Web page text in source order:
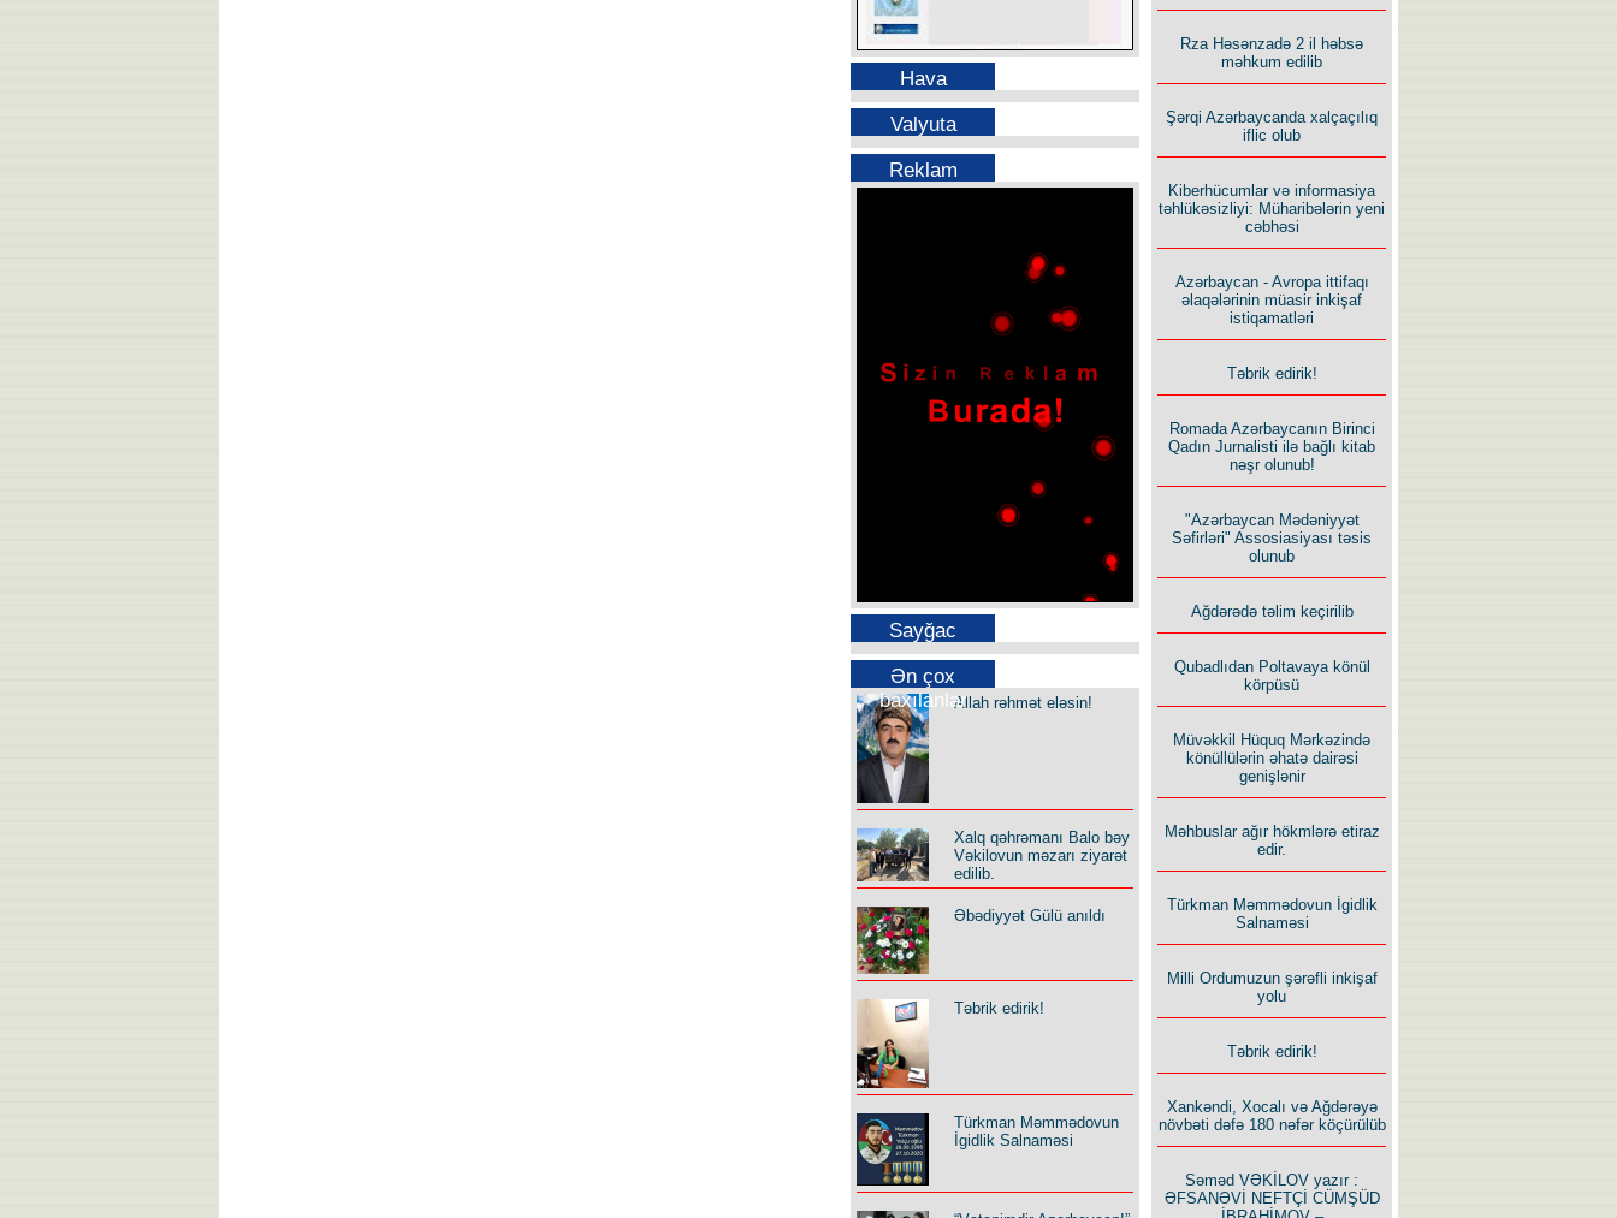
Hava
Valyuta
Reklam
Sayğac
Ən çox
baxılanlarAllah rəhmət eləsin!
Xalq qəhrəmanı Balo bəy
Vəkilovun məzarı ziyarət
edilib.
Əbədiyyət Gülü anıldı
Təbrik edirik!
Türkman Məmmədovun
İgidlik Salnaməsi
Rza Həsənzadə 2 il həbsə
məhkum edilib
Şərqi Azərbaycanda xalçaçılıq
iflic olub
Kiberhücumlar və informasiya
təhlükəsizliyi: Müharibələrin yeni
cəbhəsi
Azərbaycan - Avropa ittifaqı
əlaqələrinin müasir inkişaf
istiqamatləri
Təbrik edirik!
Romada Azərbaycanın Birinci
Qadın Jurnalisti ilə bağlı kitab
nəşr olunub!
"Azərbaycan Mədəniyyət
Səfirləri" Assosiasiyası təsis
olunub
Ağdərədə təlim keçirilib
Qubadlıdan Poltavaya könül
körpüsü
Müvəkkil Hüquq Mərkəzində
könüllülərin əhatə dairəsi
genişlənir
Məhbuslar ağır hökmlərə etiraz
edir.
Türkman Məmmədovun İgidlik
Salnaməsi
Milli Ordumuzun şərəfli inkişaf
yolu
Təbrik edirik!
Xankəndi, Xocalı və Ağdərəyə
növbəti dəfə 180 nəfər köçürülüb
Səməd VƏKİLOV yazır :
ƏFSANƏVİ NEFTÇİ CÜMŞÜD